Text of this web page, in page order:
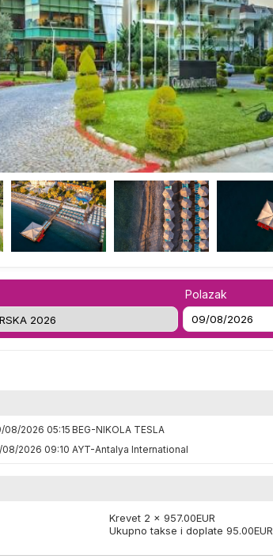
Polazak
08/2026 05:15 BEG-NIKOLA TESLA
08/2026 09:10 AYT-Antalya International
Krevet 2 x 957.00EUR
Ukupno takse i doplate 95.00EUR